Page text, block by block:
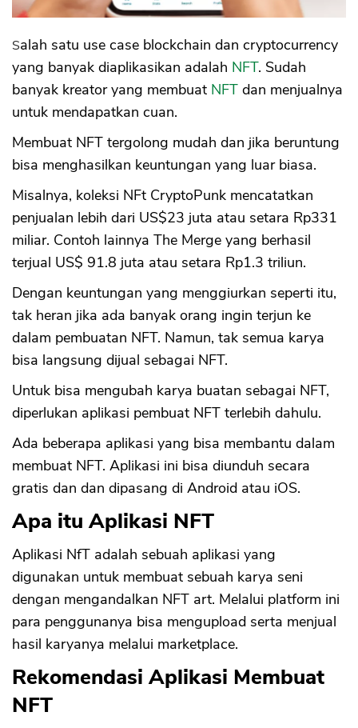
Salah satu use case blockchain dan cryptocurrency
yang banyak diaplikasikan adalah NFT. Sudah
banyak kreator yang membuat NFT dan menjualnya
untuk mendapatkan cuan.
Membuat NFT tergolong mudah dan jika beruntung
bisa menghasilkan keuntungan yang luar biasa.
Misalnya, koleksi NFt CryptoPunk mencatatkan
penjualan lebih dari US$23 juta atau setara Rp331
miliar. Contoh lainnya The Merge yang berhasil
terjual US$ 91.8 juta atau setara Rp1.3 triliun.
Dengan keuntungan yang menggiurkan seperti itu,
tak heran jika ada banyak orang ingin terjun ke
dalam pembuatan NFT. Namun, tak semua karya
bisa langsung dijual sebagai NFT.
Untuk bisa mengubah karya buatan sebagai NFT,
diperlukan aplikasi pembuat NFT terlebih dahulu.
Ada beberapa aplikasi yang bisa membantu dalam
membuat NFT. Aplikasi ini bisa diunduh secara
gratis dan dan dipasang di Android atau iOS.
Apa itu Aplikasi NFT
Aplikasi NfT adalah sebuah aplikasi yang
digunakan untuk membuat sebuah karya seni
dengan mengandalkan NFT art. Melalui platform ini
para penggunanya bisa mengupload serta menjual
hasil karyanya melalui marketplace.
Rekomendasi Aplikasi Membuat
NFT